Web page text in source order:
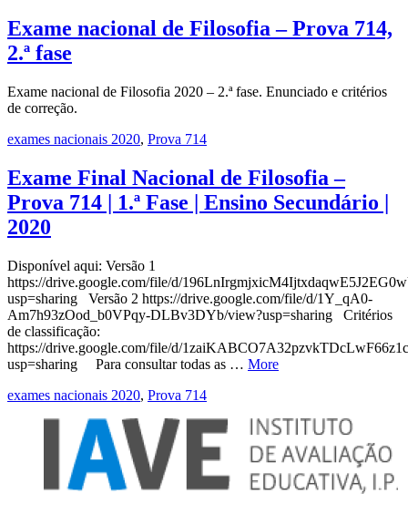
Exame nacional de Filosofia – Prova 714,
2.ª fase
Exame nacional de Filosofia 2020 – 2.ª fase. Enunciado e critérios
de correção.
exames nacionais 2020, Prova 714
Exame Final Nacional de Filosofia –
Prova 714 | 1.ª Fase | Ensino Secundário |
2020
Disponível aqui: Versão 1
https://drive.google.com/file/d/
usp=sharing Versão 2 https://drive.google.com/file/d/1Y_qA0-
Am7h93zOod_b0VPqy-DLBv3DYb/view?usp=sharing Critérios
de classificação:
https://drive.google.com/file/d/
usp=sharing Para consultar todas as … More
exames nacionais 2020, Prova 714